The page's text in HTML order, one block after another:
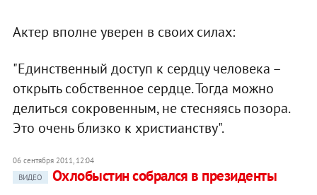
Актер вполне уверен в своих силах:
"Единственный доступ к сердцу человека –
открыть собственное сердце. Тогда можно
делиться сокровенным, не стесняясь позора.
Это очень близко к христианству".
06 сентября 2011, 12:04
ВИДЕО
Охлобыстин собрался в президенты